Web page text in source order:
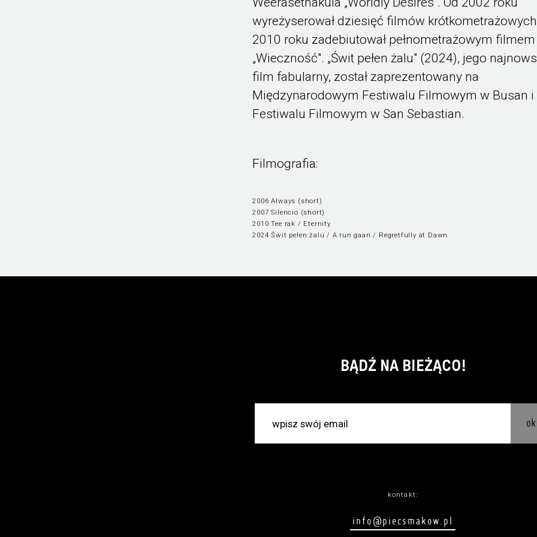
wyreżyserował dziesięć filmów
2010 roku zadebiutował pełnometrażowym filmem
„Wieczność". „Świt pełen żalu" (2024), jego
film fabularny, został zaprezentowany na
Międzynarodowym Festiwalu Filmowym w Busan i
Festiwalu Filmowym w San Sebastian.
Filmografia:
2006 Always (short)
2007 Silencio (short)
2010 Tee rak / Eternity
2024 Świt pełen żalu / A run gaan / Regretfully at Dawn
BĄDŹ NA BIEŻĄCO!
ok
kontakt:
info@piecsmakow.pl